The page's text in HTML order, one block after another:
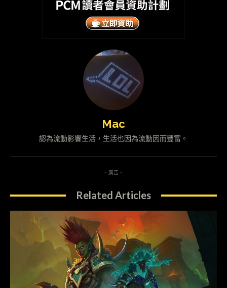
Mac
認為流動影響生活，生活也因為流動因而豐富。
- 廣告 -
Related Articles